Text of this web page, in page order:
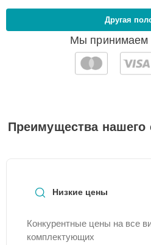
Мы принимаем
Другая
Преимущества нашего
Низкие цены
Конкурентные цены на все
комплектующих